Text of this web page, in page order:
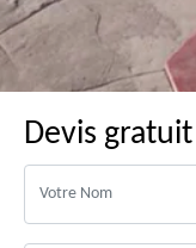
Devis gratuit